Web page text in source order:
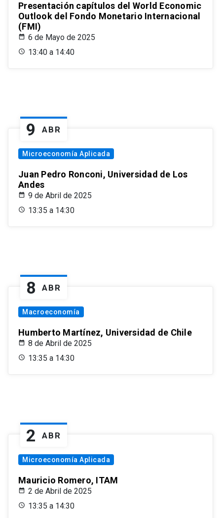
Presentación capítulos del World Economic
Outlook del Fondo Monetario Internacional
(FMI)
6 de Mayo de 2025
13:40 a 14:40
9 ABR
Microeconomía Aplicada
Juan Pedro Ronconi, Universidad de Los
Andes
9 de Abril de 2025
13:35 a 14:30
8 ABR
Macroeconomía
Humberto Martínez, Universidad de Chile
8 de Abril de 2025
13:35 a 14:30
2 ABR
Microeconomía Aplicada
Mauricio Romero, ITAM
2 de Abril de 2025
13:35 a 14:30